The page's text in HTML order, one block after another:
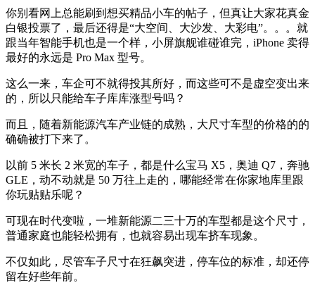
你别看网上总能刷到想买精品小车的帖子，但真让大家花真金
白银投票了，最后还得是“大空间、大沙发、大彩电”。。。就
跟当年智能手机也是一个样，小屏旗舰谁碰谁完，iPhone 卖得
最好的永远是 Pro Max 型号。
这么一来，车企可不就得投其所好，而这些可不是虚空变出来
的，所以只能给车子库库涨型号吗？
而且，随着新能源汽车产业链的成熟，大尺寸车型的价格的的
确确被打下来了。
以前 5 米长 2 米宽的车子，都是什么宝马 X5，奥迪 Q7，奔驰
GLE，动不动就是 50 万往上走的，哪能经常在你家地库里跟
你玩贴贴乐呢？
可现在时代变啦，一堆新能源二三十万的车型都是这个尺寸，
普通家庭也能轻松拥有，也就容易出现车挤车现象。
不仅如此，尽管车子尺寸在狂飙突进，停车位的标准，却还停
留在好些年前。